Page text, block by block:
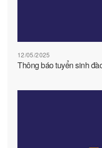
12/05/2025
Thông báo tuyển sinh